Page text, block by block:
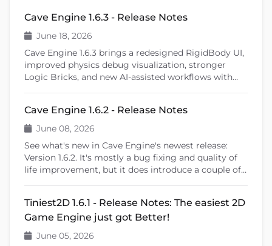
Cave Engine 1.6.3 - Release Notes
June 18, 2026
Cave Engine 1.6.3 brings a redesigned RigidBody UI,
improved physics debug visualization, stronger
Logic Bricks, and new AI-assisted workflows with
learning tools, and previews upcoming features like
shader editing and ragdoll physics.
Cave Engine 1.6.2 - Release Notes
June 08, 2026
See what's new in Cave Engine's newest release:
Version 1.6.2. It's mostly a bug fixing and quality of
life improvement, but it does introduce a couple of
Tiniest2D 1.6.1 - Release Notes: The easiest 2D
Game Engine just got Better!
June 05, 2026